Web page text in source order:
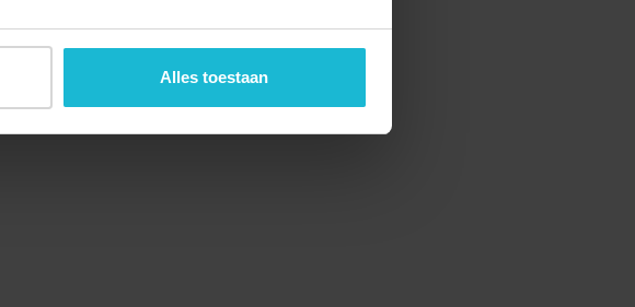
Alles toestaan
Forten.nl wordt ondersteund door de